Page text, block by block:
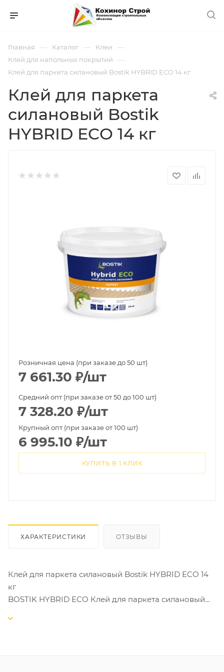
Главная — Каталог — Клеи —
Клей для напольных покрытий —
Клей для паркета силановый Bostik HYBRID ECO 14 кг
Клей для паркета
силановый Bostik
HYBRID ECO 14 кг
Розничная цена (при заказе до 50 шт)
7 661.30 ₽/шт
Средний опт (при заказе от 50 до 100 шт)
7 328.20 ₽/шт
Крупный опт (при заказе от 100 шт)
6 995.10 ₽/шт
КУПИТЬ В 1 КЛИК
ХАРАКТЕРИСТИКИ ОТЗЫВЫ
Клей для паркета силановый Bostik HYBRID ECO 14
кг
BOSTIK HYBRID ECO Клей для паркета силановый